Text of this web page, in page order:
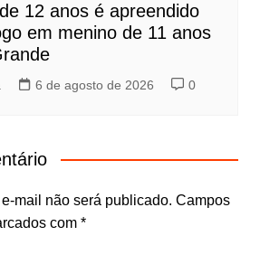
12 anos é apreendido
em menino de 11 anos
6 de agosto de 2026 0
mail não será publicado. Campos
com *